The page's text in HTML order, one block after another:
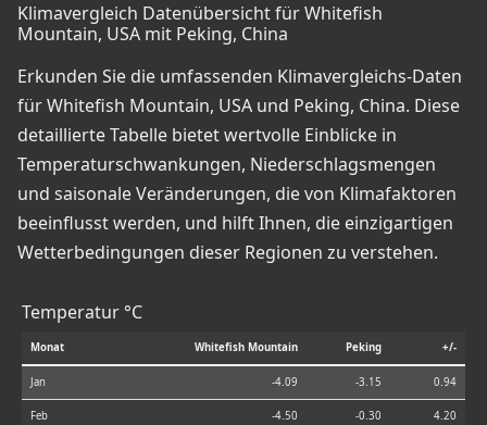
Klimavergleich Datenübersicht für Whitefish
Mountain, USA mit Peking, China
Erkunden Sie die umfassenden Klimavergleichs-Daten
für Whitefish Mountain, USA und Peking, China. Diese
detaillierte Tabelle bietet wertvolle Einblicke in
Temperaturschwankungen, Niederschlagsmengen
und saisonale Veränderungen, die von Klimafaktoren
beeinflusst werden, und hilft Ihnen, die einzigartigen
Wetterbedingungen dieser Regionen zu verstehen.
Temperatur °C
Monat Whitefish Mountain Peking +/-
Jan -4.09 -3.15 0.94
Feb -4.50 -0.30 4.20